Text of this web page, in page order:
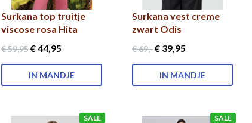
Surkana top truitje
viscose rosa Hita
€ 59,95€ 44,95
IN MANDJE
Surkana vest creme
zwart Odis
€ 69,-€ 39,95
IN MANDJE
SALE SALE